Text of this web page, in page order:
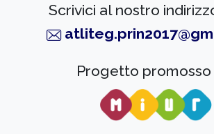
Scrivici al nostro
Progetto promosso